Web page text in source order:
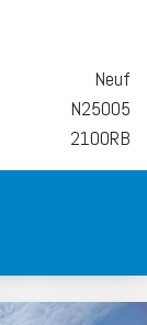
Neuf
N25005
2100RB